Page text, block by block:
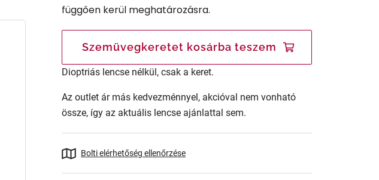
függően kerül meghatározásra.
Szemüvegkeretet kosárba teszem
Dioptriás lencse nélkül, csak a keret.
Az outlet ár más kedvezménnyel, akcióval nem vonható
össze, így az aktuális lencse ajánlattal sem.
Bolti elérhetőség ellenőrzése